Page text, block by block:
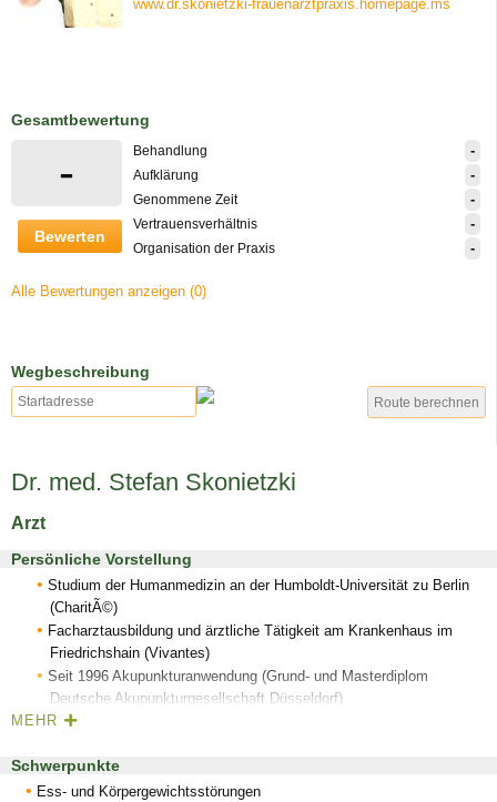
www.dr.skonietzki-frauenarztpraxis.homepage.ms
Gesamtbewertung
-
Bewerten
Behandlung -
Aufklärung -
Genommene Zeit -
Vertrauensverhältnis -
Organisation der Praxis -
Alle Bewertungen anzeigen (0)
Wegbeschreibung
Dr. med. Stefan Skonietzki
Arzt
Persönliche Vorstellung
Studium der Humanmedizin an der Humboldt-Universität zu Berlin
(CharitÃ©)
Facharztausbildung und ärztliche Tätigkeit am Krankenhaus im
Friedrichshain (Vivantes)
Seit 1996 Akupunkturanwendung (Grund- und Masterdiplom
Deutsche Akupunkturgesellschaft Düsseldorf)
Ausbildung in Neuraltherapie mit Abschlussdiplom bei der
(DGFAN)
Seit 2003 in Gemeinschaftspraxis mit Frau Dr. med. Marianne
MEHR
Schwerpunkte
Ess- und Körpergewichtsstörungen